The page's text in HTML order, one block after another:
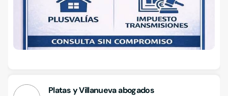
Platas y Villanueva abogados